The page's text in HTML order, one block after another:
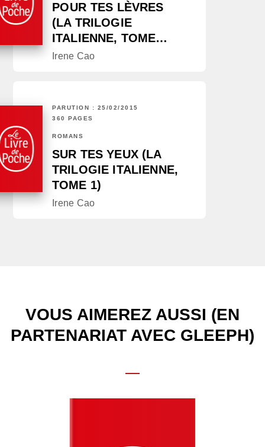
POUR TES LÈVRES
(LA TRILOGIE
ITALIENNE, TOME…
Irene Cao
PARUTION : 25/02/2015
360 PAGES
ROMANS
SUR TES YEUX (LA
TRILOGIE ITALIENNE,
TOME 1)
Irene Cao
VOUS AIMEREZ AUSSI (EN
PARTENARIAT AVEC GLEEPH)